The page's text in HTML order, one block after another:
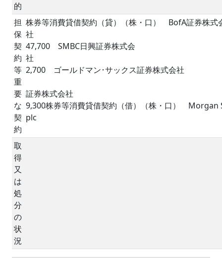
的
担
保
契
約
等
重
要
な
契
約
株券等消費貸借契約（貸）（株・口） BofA証券株式
47,700 SMBC日興証券株式会
2,700 ゴールドマン･サックス証券株式会社
証券株
9,300株券等消費貸借契約（借）（株・口）
plc
取
得
又
は
処
分
の
状
況